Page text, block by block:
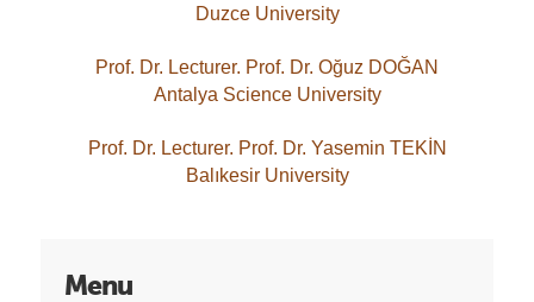
Duzce University
Prof. Dr. Lecturer. Prof. Dr. Oğuz DOĞAN
Antalya Science University
Prof. Dr. Lecturer. Prof. Dr. Yasemin TEKİN
Balıkesir University
Menu